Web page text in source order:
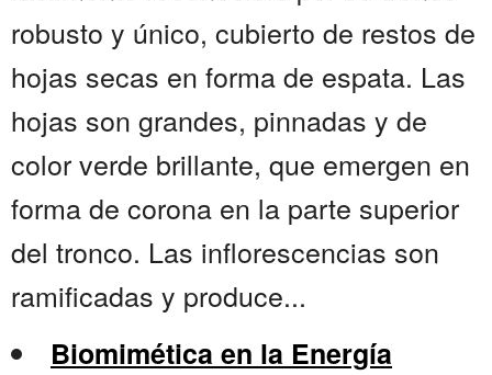
robusto y único, cubierto de restos de
hojas secas en forma de espata. Las
hojas son grandes, pinnadas y de
color verde brillante, que emergen en
forma de corona en la parte superior
del tronco. Las inflorescencias son
ramificadas y produce...
Biomimética en la Energía